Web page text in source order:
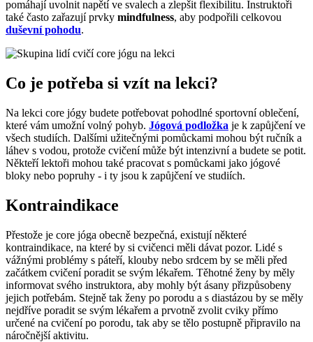
pomáhají uvolnit napětí ve svalech a zlepšit flexibilitu. Instruktoři
také často zařazují prvky mindfulness, aby podpořili celkovou
duševní pohodu.
Co je potřeba si vzít na lekci?
Na lekci core jógy budete potřebovat pohodlné sportovní oblečení,
které vám umožní volný pohyb. Jógová podložka je k zapůjčení ve
všech studiích. Dalšími užitečnými pomůckami mohou být ručník a
láhev s vodou, protože cvičení může být intenzivní a budete se potit.
Někteří lektoři mohou také pracovat s pomůckami jako jógové
bloky nebo popruhy - i ty jsou k zapůjčení ve studiích.
Kontraindikace
Přestože je core jóga obecně bezpečná, existují některé
kontraindikace, na které by si cvičenci měli dávat pozor. Lidé s
vážnými problémy s páteří, klouby nebo srdcem by se měli před
začátkem cvičení poradit se svým lékařem. Těhotné ženy by měly
informovat svého instruktora, aby mohly být ásany přizpůsobeny
jejich potřebám. Stejně tak ženy po porodu a s diastázou by se měly
nejdříve poradit se svým lékařem a prvotně zvolit cviky přímo
určené na cvičení po porodu, tak aby se tělo postupně připravilo na
náročnější aktivitu.